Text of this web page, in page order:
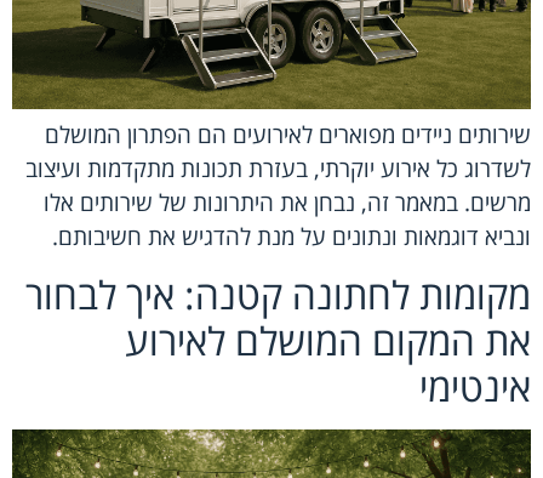
שירותים ניידים מפוארים לאירועים הם הפתרון המושלם
לשדרוג כל אירוע יוקרתי, בעזרת תכונות מתקדמות ועיצוב
מרשים. במאמר זה, נבחן את היתרונות של שירותים אלו
ונביא דוגמאות ונתונים על מנת להדגיש את חשיבותם.
מקומות לחתונה קטנה: איך לבחור
את המקום המושלם לאירוע
אינטימי